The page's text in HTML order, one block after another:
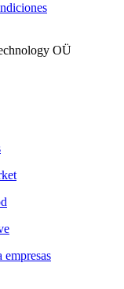
OÜ
empresas